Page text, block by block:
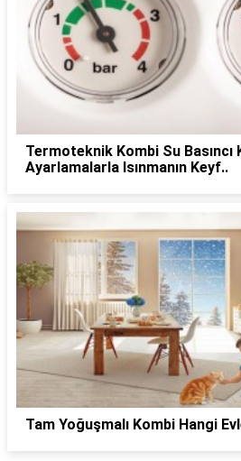
Termoteknik Kombi Su Basıncı
Ayarlamalarla Isınmanın Keyf..
Tam Yoğuşmalı Kombi Hangi